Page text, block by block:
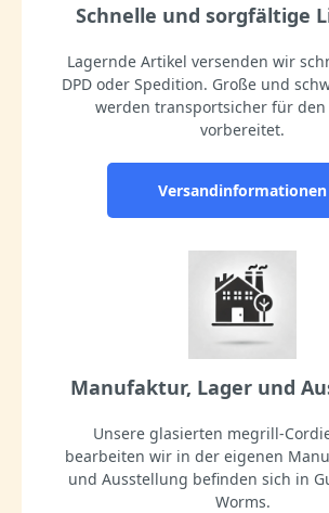
Schnelle und sorgfältige
Lagernde Artikel versenden wir
DPD oder Spedition. Große und
werden transportsicher für den
vorbereitet.
Versandinformationen
Manufaktur, Lager und
Unsere glasierten megrill-
bearbeiten wir in der eigenen
und Ausstellung befinden sich in
Worms.